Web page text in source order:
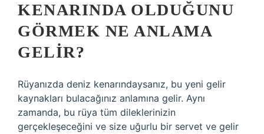
KENARINDA OLDUĞUNU
GÖRMEK NE ANLAMA
GELIR?
Rüyanızda deniz kenarındaysanız, bu yeni gelir
kaynakları bulacağınız anlamına gelir. Aynı
zamanda, bu rüya tüm dileklerinizin
gerçekleşeceğini ve size uğurlu bir servet ve gelir